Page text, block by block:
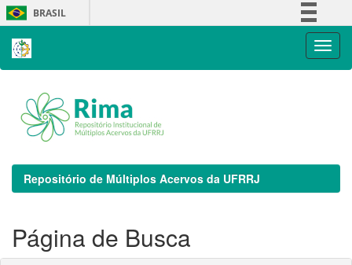
Skip
navigation
BRASIL
Repositório de Múltiplos Acervos da UFRRJ
Página de Busca